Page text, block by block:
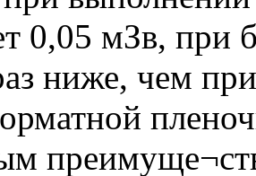
0,05 мЗв,
ниже, чем